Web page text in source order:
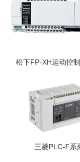
松下FP-XH运动控
三菱PLC-F系